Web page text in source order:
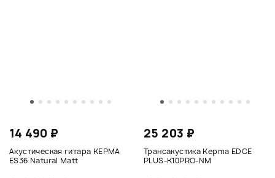
14 490 ₽
Акустическая гитара KEPMA
ES36 Natural Matt
25 203 ₽
Трансакустика Kepma EDCE
PLUS-K10PRO-NM